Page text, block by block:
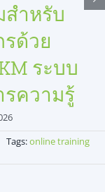
สำหรับ
ด้วย
ระบบ
รความรู้
Tags:online training